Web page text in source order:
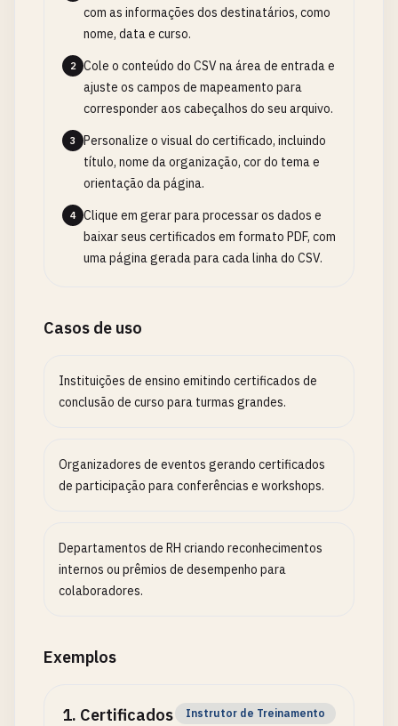
com as informações dos destinatários, como
nome, data e curso.
2
Cole o conteúdo do CSV na área de entrada e
ajuste os campos de mapeamento para
corresponder aos cabeçalhos do seu arquivo.
3
Personalize o visual do certificado, incluindo
título, nome da organização, cor do tema e
orientação da página.
4
Clique em gerar para processar os dados e
baixar seus certificados em formato PDF, com
uma página gerada para cada linha do CSV.
Casos de uso
Instituições de ensino emitindo certificados de
conclusão de curso para turmas grandes.
Organizadores de eventos gerando certificados
de participação para conferências e workshops.
Departamentos de RH criando reconhecimentos
internos ou prêmios de desempenho para
colaboradores.
Exemplos
1. Certificados
Instrutor de Treinamento